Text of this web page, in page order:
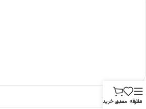
نام*منو
علاقه مندیسبد خرید